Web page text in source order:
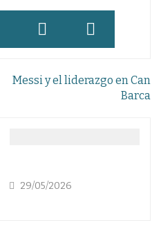
Messi y el liderazgo en Can
Barca
Luis Fernández García